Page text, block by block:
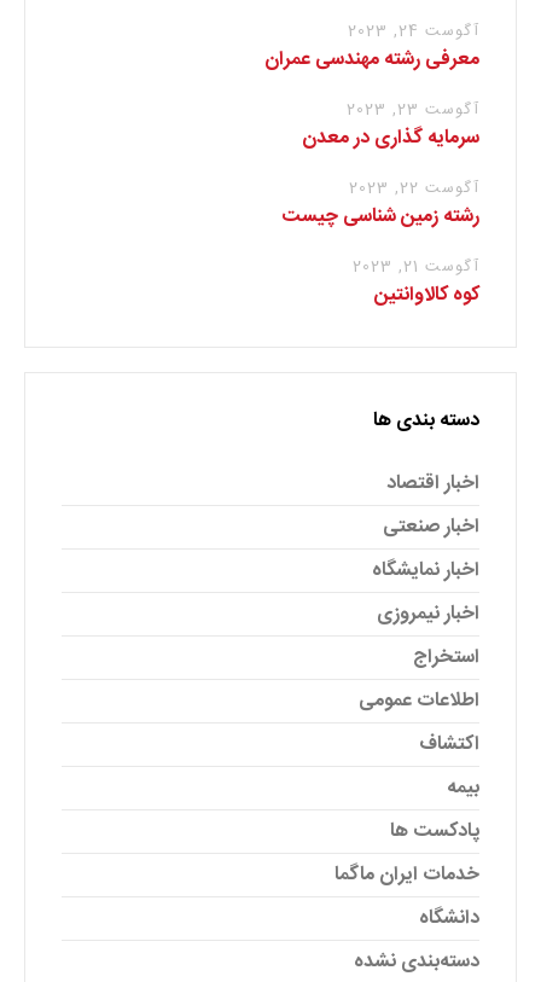
آگوست 24, 2023
معرفی رشته مهندسی عمران
آگوست 23, 2023
سرمایه گذاری در معدن
آگوست 22, 2023
رشته زمین شناسی چیست
آگوست 21, 2023
کوه کالاوانتین
دسته بندی ها
اخبار اقتصاد
اخبار صنعتی
اخبار نمایشگاه
اخبار نیمروزی
استخراج
اطلاعات عمومی
اکتشاف
بیمه
پادکست ها
خدمات ایران ماگما
دانشگاه
دسته‌بندی نشده